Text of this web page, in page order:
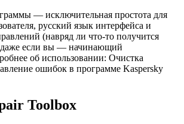
— исключительная простота для
русский язык интерфейса и
(навряд ли что-то получится
даже если вы — начинающий
об использовании: Очистка
ошибок в программе Kaspersky
Toolbox